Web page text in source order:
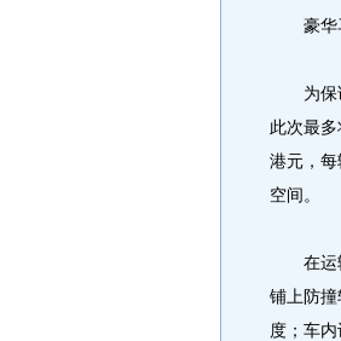
豪华
为保证
此次最
港元，
空间。
在运输
铺上防
度；车